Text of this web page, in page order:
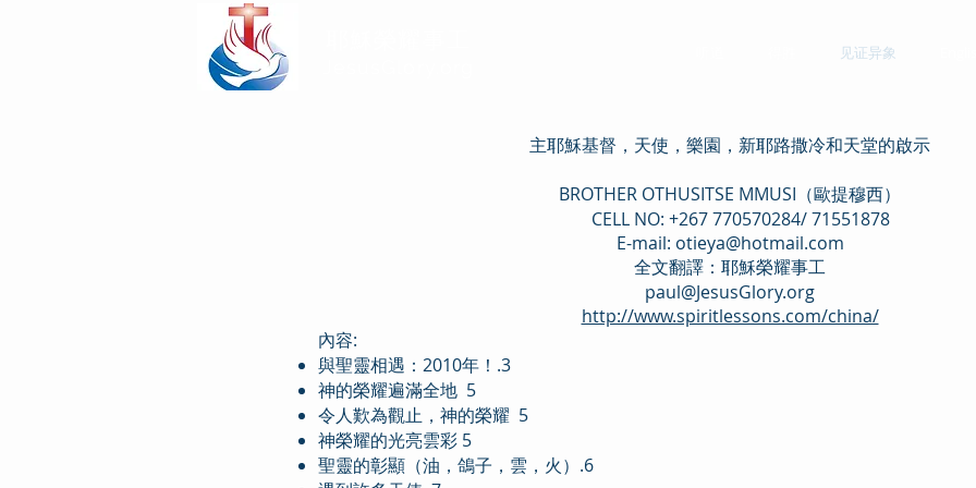
见证异象
主耶穌基督，天使，樂園，新耶路撒冷和天堂的啟示
BROTHER OTHUSITSE MMUSI（歐提穆西）
CELL NO: +267 770570284/ 71551878
E-mail: otieya@hotmail.com
全文翻譯：耶穌榮耀事工
paul@JesusGlory.org
http://www.spiritlessons.com/china/
內容:
與聖靈相遇：2010年！.3
神的榮耀遍滿全地 5
令人歎為觀止，神的榮耀 5
神榮耀的光亮雲彩 5
聖靈的彰顯（油，鴿子，雲，火）.6